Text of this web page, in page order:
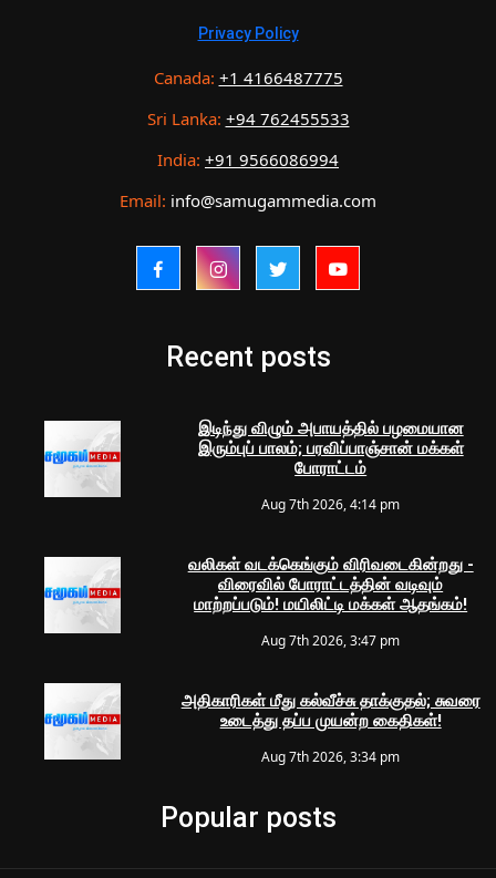
Privacy Policy
Canada: +1 4166487775
Sri Lanka: +94 762455533
India: +91 9566086994
Email: info@samugammedia.com
Recent posts
இடிந்து விழும் அபாயத்தில் பழமையான
இரும்புப் பாலம்; பரவிப்பாஞ்சான் மக்கள்
போராட்டம்
Aug 7th 2026, 4:14 pm
வலிகள் வடக்கெங்கும் விரிவடைகின்றது -
விரைவில் போராட்டத்தின் வடிவும்
மாற்றப்படும்! மயிலிட்டி மக்கள் ஆதங்கம்!
Aug 7th 2026, 3:47 pm
அதிகாரிகள் மீது கல்வீச்சு தாக்குதல்; சுவரை
உடைத்து தப்ப முயன்ற கைதிகள்!
Aug 7th 2026, 3:34 pm
Popular posts